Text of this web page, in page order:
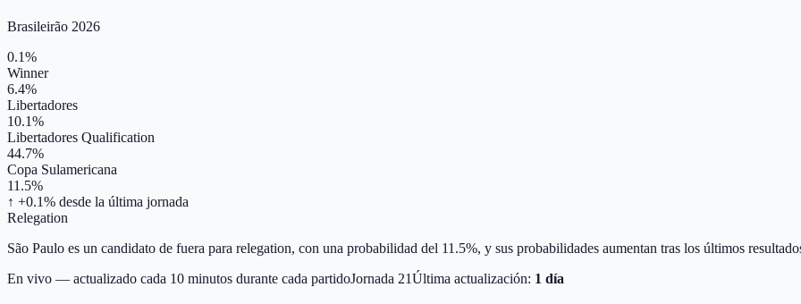
Brasileirão 2026
0.1%
Winner
6.4%
Libertadores
10.1%
Libertadores Qualification
44.7%
Copa Sulamericana
11.5%
↑ +0.1% desde la última jornada
Relegation
São Paulo es un candidato de fuera para relegation, con una probabilidad del 11.5%, y sus probabilidades aumentan tras los últimos
En vivo — actualizado cada 10 minutos durante cada partidoJornada 21Última actualización: 1 día